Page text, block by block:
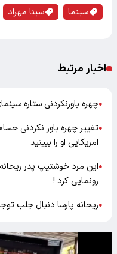
سینما سینا مهراد
اخبار مرتبط
●چهره باورنکردنی ستاره سینمای
●تغییر چهره باور نکردنی
امریکایی او را ببینید
●این مرد خوشتیپ پدر ریحانه
رونمایی کرد !
●ریحانه پارسا دنبال جلب